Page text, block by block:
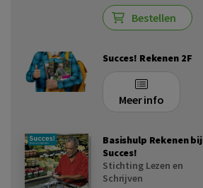
Bestellen
Succes! Rekenen 2F
Meer info
Basishulp Rekenen bij
Succes!
Stichting Lezen en
Schrijven